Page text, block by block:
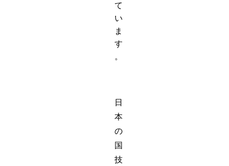
て
い
ま
す
。
日
本
の
国
技